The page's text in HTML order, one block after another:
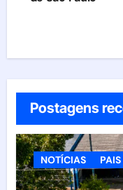
Postagens
NOTÍCIAS